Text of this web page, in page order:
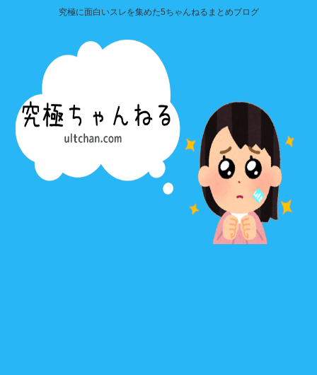
究極に面白いスレを集めた5ちゃんねるまとめブログ